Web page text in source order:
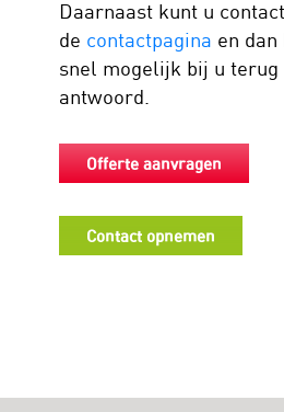
Daarnaast kunt u
de contactpagina en
snel mogelijk bij u terug
antwoord.
Offerte aanvragen
Contact opnemen